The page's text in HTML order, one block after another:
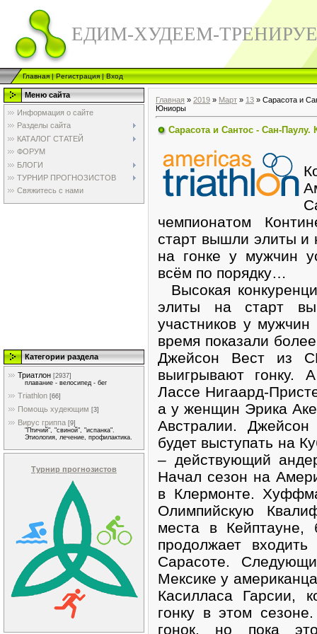
ЕДИМ-ХУДЕЕМ-
Главная|Регистрация|Вход
Меню сайта
Информация о сайте
Разделы сайта
КАТАЛОГ СТАТЕЙ
ФОРУМ
БЛОГИ
ТУРНИР ПРОГНОЗИСТОВ
Свяжитесь с нами
Категории раздела
Триатлон [2937]
плавание - велосипед - бег
Triathlon [66]
Помощь худеющим [3]
Вирус гриппа [9]
"Птичий", "свиной", "испанка".
Этиология, лечение, профилактика.
Турнир прогнозистов
Главная » 2019 » Март » 13 » Сарасота и
Юниоры
Сарасота и Сантос - Сан-
чемпионатом
старт вышли элиты и
на гонке у мужчин
всём по порядку…
Высокая
элиты на старт
участников у
время показали
Джейсон Вест из
выигрывают гонку.
Лассе Нигаард-
а у женщин Эрика
Австралии.
будет выступать на
– действующий
Начал сезон на
в Клермонте.
Олимпийскую
места в
продолжает
Сарасоте.
Мексике у
Касилласа Гарсии,
гонку в этом
гонок, но пока